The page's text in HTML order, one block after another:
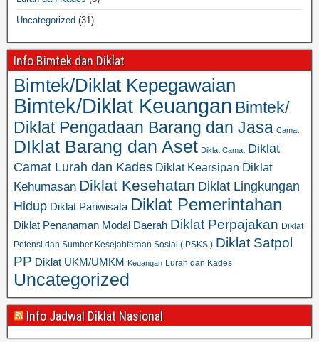
Uncategorized (31)
Info Bimtek dan Diklat
Bimtek/Diklat Kepegawaian
Bimtek/Diklat Keuangan Bimtek/
Diklat Pengadaan Barang dan Jasa Camat
DIklat Barang dan Aset Diklat Camat Diklat
Camat Lurah dan Kades Diklat Kearsipan Diklat
Kehumasan Diklat Kesehatan Diklat Lingkungan
Hidup Diklat Pariwisata Diklat Pemerintahan
Diklat Penanaman Modal Daerah Diklat Perpajakan Diklat
Potensi dan Sumber Kesejahteraan Sosial ( PSKS ) Diklat Satpol
PP Diklat UKM/UMKM Keuangan Lurah dan Kades
Uncategorized
Info Jadwal Diklat Nasional